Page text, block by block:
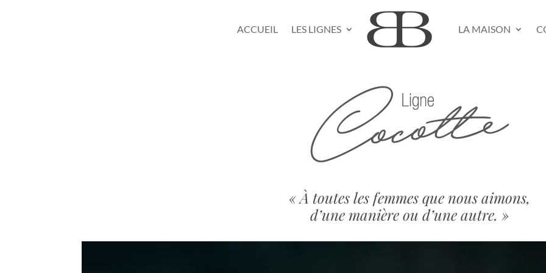
ACCUEIL LES LIGNES LA MAISON
« À toutes les femmes que nous aimons,
d’une manière ou d’une autre. »